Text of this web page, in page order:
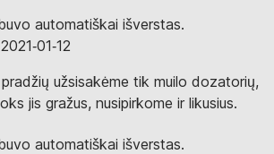
automatiškai išverstas.
2021‑01‑12
užsisakėme tik muilo dozatorių,
jis gražus, nusipirkome ir likusius.
automatiškai išverstas.